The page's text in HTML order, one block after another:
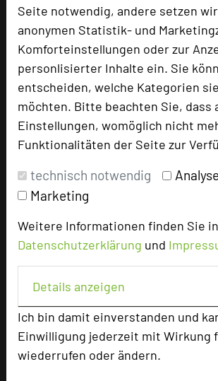
Seite notwendig, andere setzen
anonymen Statistik- und
Komforteinstellungen oder zur
personlisierter Inhalte ein. Sie
entscheiden, welche Kategorien
möchten. Bitte beachten Sie, dass
Einstellungen, womöglich nicht
Funktionalitäten der Seite zur
technisch notwendig
Analyse
Marketing
Weitere Informationen finden Sie
Datenschutzerklärung und
Details anzeigen
Ich bin damit einverstanden und
Einwilligung jederzeit mit Wirkung
wiederrufen oder ändern.
Hotel empfehlen
Bestes Tagungshotel 2026
Top Tagungshotelier
Branchentreff
TOP 250 Hall of Fame
Bilder der Preisverleihung
Beliebte Suchlisten
Profisuche
Seminar
Konferenz
Klausur
Event
Kreativformate
Ansprechpartner